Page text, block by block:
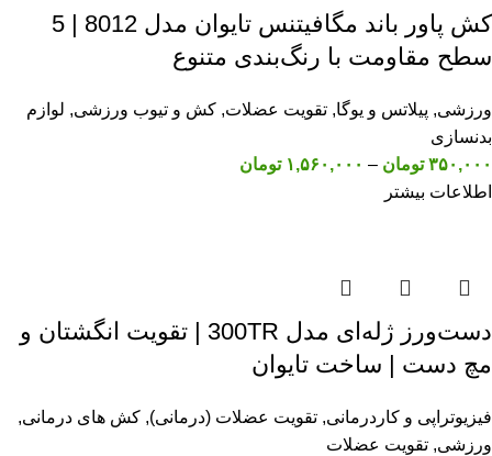
کش پاور باند مگافیتنس تایوان مدل 8012 | 5
سطح مقاومت با رنگ‌بندی متنوع
ورزشی, پیلاتس و یوگا, تقویت عضلات, کش و تیوب ورزشی, لوازم
بدنسازی
۳۵۰,۰۰۰ تومان – ۱,۵۶۰,۰۰۰ تومان
اطلاعات بیشتر
دست‌ورز ژله‌ای مدل 300TR | تقویت انگشتان و
مچ دست | ساخت تایوان
فیزیوتراپی و کاردرمانی, تقویت عضلات (درمانی), کش های درمانی,
ورزشی, تقویت عضلات